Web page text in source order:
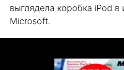
выглядела коробка iPod в
Microsoft.